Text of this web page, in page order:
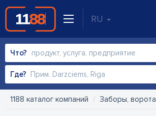
RU
Что?
Где?
1188 каталог компаний Заборы, ворота